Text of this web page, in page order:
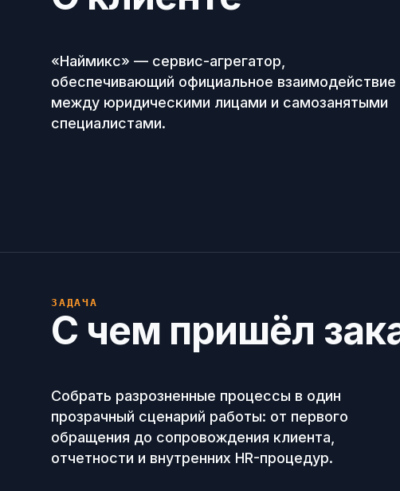
«Наймикс» — сервис-агрегатор,
обеспечивающий официальное взаимодействие
между юридическими лицами и самозанятыми
специалистами.
ЗАДАЧА
С чем пришёл
Собрать разрозненные процессы в один
прозрачный сценарий работы: от первого
обращения до сопровождения клиента,
отчетности и внутренних HR-процедур.